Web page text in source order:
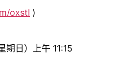
oxstl )
期日）上午 11:15